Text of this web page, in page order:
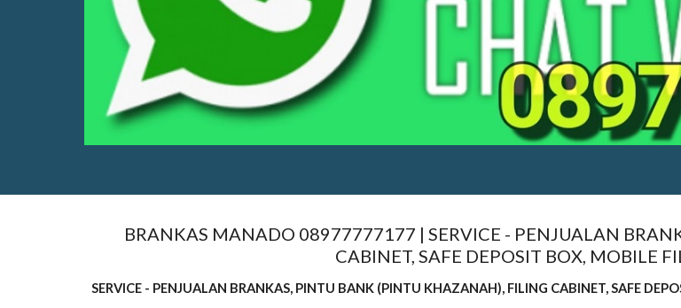
BRANKAS MANADO 08977777177 | SERVICE - PENJUALAN
CABINET, SAFE DEPOSIT BOX, MOBILE
SERVICE - PENJUALAN BRANKAS, PINTU BANK (PINTU KHAZANAH), FILING CABINET, SAFE